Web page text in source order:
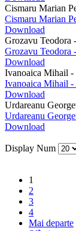
Cismaru Marian
Cismaru Marian
Download
Grozavu Teodora
Grozavu Teodora
Download
Ivanoaica Mihail -
Ivanoaica Mihail -
Download
Urdareanu
Urdareanu
Download
Display Num
1
2
3
4
Mai departe